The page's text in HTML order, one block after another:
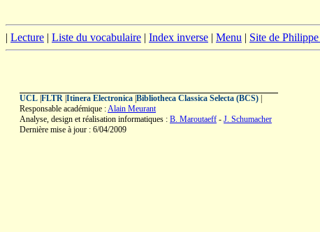
| Lecture | Liste du vocabulaire | Index inverse | Menu | Site de
UCL FLTR Itinera Electronica Bibliotheca Classica Selecta (BCS)
Responsable académique :Alain Meurant
Analyse, design et réalisation informatiques : B. Maroutaeff - J. Schumacher
Dernière mise à jour : 6/04/2009